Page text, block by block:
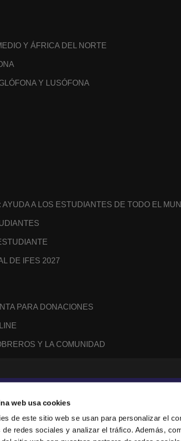
web usa cookies
de este sitio web se usan para personalizar el
de redes sociales y analizar el tráfico. Además,
Y ÁFRICA DEL NORTE
Y LUSÓFONA
A LOS ESTUDIANTES DE TODO EL
DE IFES 2027
PARA DONACIONES
Y LA COMUNIDAD
Students ®
déclarée à Lausanne, Suisse.